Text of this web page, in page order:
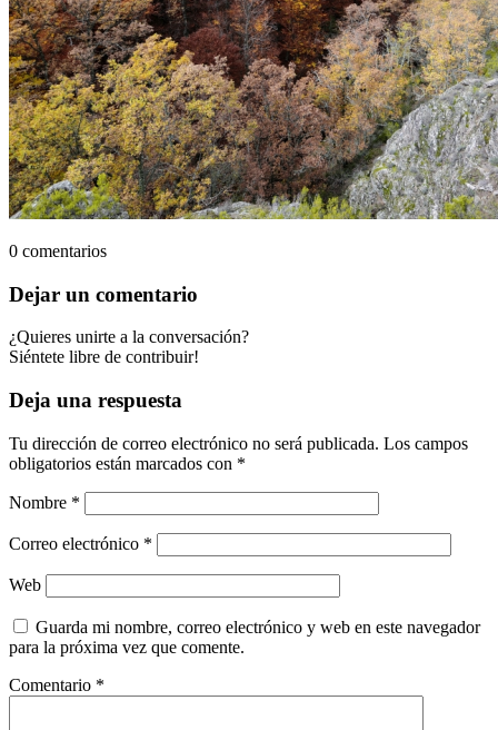
0 comentarios
Dejar un comentario
¿Quieres unirte a la conversación?
Siéntete libre de contribuir!
Deja una respuesta
Tu dirección de correo electrónico no será publicada. Los campos
obligatorios están marcados con *
Nombre *
Correo electrónico *
Web
Guarda mi nombre, correo electrónico y web en este navegador
para la próxima vez que comente.
Comentario *